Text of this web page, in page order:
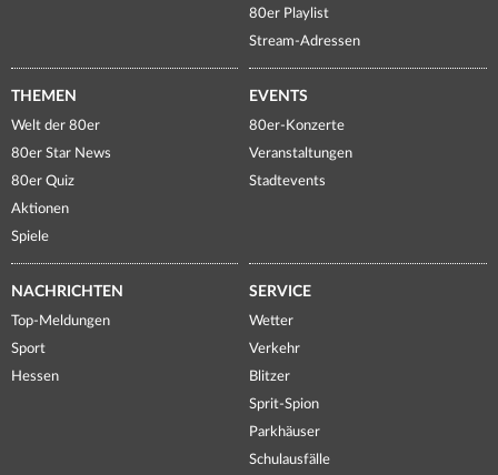
80er Playlist
Stream-Adressen
THEMEN
Welt der 80er
80er Star News
80er Quiz
Aktionen
Spiele
EVENTS
80er-Konzerte
Veranstaltungen
Stadtevents
NACHRICHTEN
Top-Meldungen
Sport
Hessen
SERVICE
Wetter
Verkehr
Blitzer
Sprit-Spion
Parkhäuser
Schulausfälle